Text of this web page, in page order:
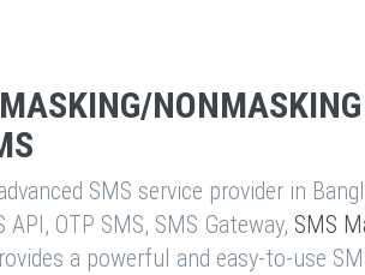
SMS service provider in
OTP SMS, SMS Gateway, SMS
a powerful and easy-to-use